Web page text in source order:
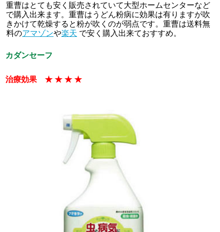
重曹はとても安く販売されていて大型ホームセンターなど
で購入出来ます。重曹はうどん粉病に効果は有りますが吹
きかけて乾燥すると粉が吹くのが弱点です。重曹は送料無
料のアマゾンや楽天 で安く購入出来ておすすめ。
カダンセーフ
治療効果 ★ ★ ★ ★